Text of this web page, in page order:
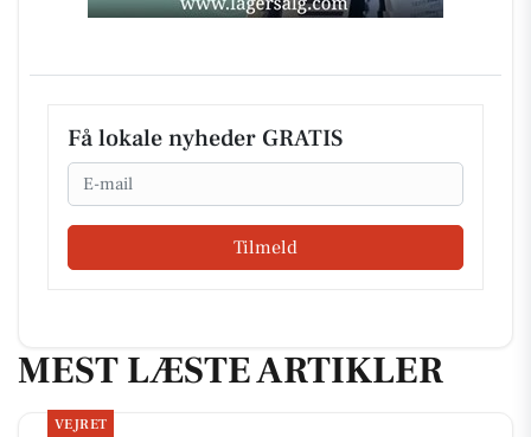
Få lokale nyheder GRATIS
Email
Tilmeld
MEST LÆSTE ARTIKLER
VEJRET